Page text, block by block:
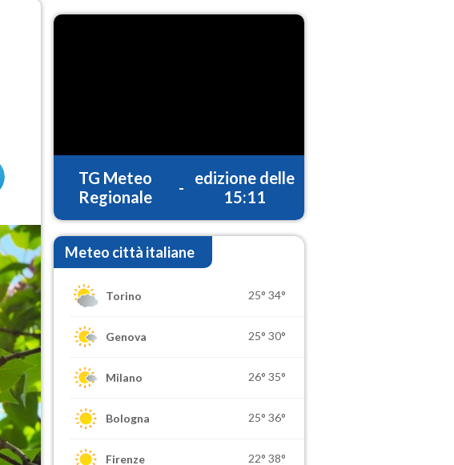
TG Meteo
Regionale
-
edizione delle
15:11
Meteo città italiane
Torino 25° 34°
Genova 25° 30°
Milano 26° 35°
Bologna 25° 36°
Firenze 22° 38°